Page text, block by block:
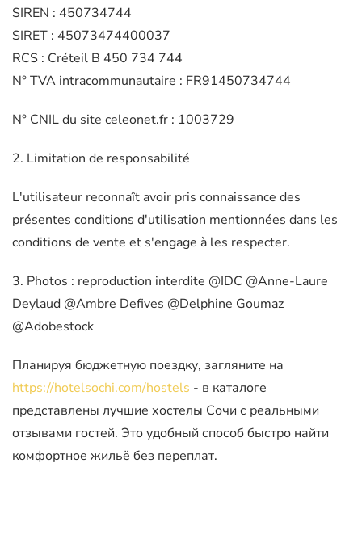
SIREN : 450734744
SIRET : 45073474400037
RCS : Créteil B 450 734 744
N° TVA intracommunautaire : FR91450734744
N° CNIL du site celeonet.fr : 1003729
2. Limitation de responsabilité
L'utilisateur reconnaît avoir pris connaissance des
présentes conditions d'utilisation mentionnées dans les
conditions de vente et s'engage à les respecter.
3. Photos : reproduction interdite @IDC @Anne-Laure
Deylaud @Ambre Defives @Delphine Goumaz
@Adobestock
Планируя бюджетную поездку, загляните на
https://hotelsochi.com/hostels - в каталоге
представлены лучшие хостелы Сочи с реальными
отзывами гостей. Это удобный способ быстро найти
комфортное жильё без переплат.